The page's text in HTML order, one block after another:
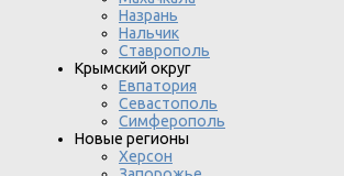
Назрань
Нальчик
Ставрополь
Крымский округ
Евпатория
Севастополь
Симферополь
Новые регионы
Херсон